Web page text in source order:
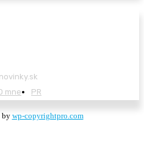
mne
PR
by wp-copyrightpro.com